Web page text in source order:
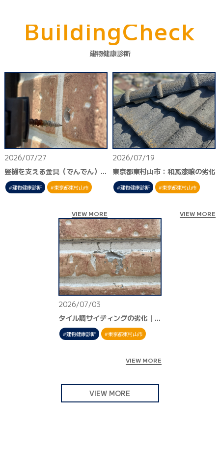
BuildingCheck
建物健康診断
2026/07/27
竪樋を支える金具（でんでん）の外れ｜東京都東村山市
建物健康診断 東京都東村山市
VIEW MORE
2026/07/19
東京都東村山市：和瓦漆喰の劣化
建物健康診断 東京都東村山市
VIEW MORE
2026/07/03
タイル調サイディングの劣化｜東京都東村山市
建物健康診断 東京都東村山市
VIEW MORE
VIEW MORE